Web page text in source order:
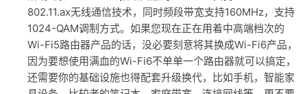
802.11.ax无线通信技术，同时频段带宽支持160MHz，支持
1024-QAM调制方式。如果您现在正在用着中高端档次的
Wi-Fi5路由器产品的话，没必要刻意将其换成Wi-Fi6产品，
因为要想使用满血的Wi-Fi6不单单一个路由器就可以搞定，
还需要你的基础设施也得配套升级换代，比如手机，智能家